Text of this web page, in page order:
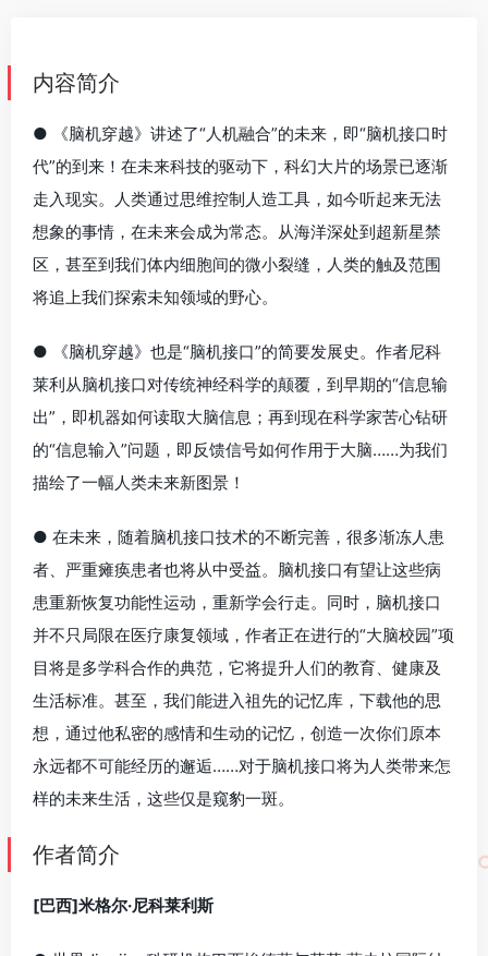
内容简介
● 《脑机穿越》讲述了“人机融合”的未来，即“脑机接口时
代”的到来！在未来科技的驱动下，科幻大片的场景已逐渐
走入现实。人类通过思维控制人造工具，如今听起来无法
想象的事情，在未来会成为常态。从海洋深处到超新星禁
区，甚至到我们体内细胞间的微小裂缝，人类的触及范围
将追上我们探索未知领域的野心。
● 《脑机穿越》也是“脑机接口”的简要发展史。作者尼科
莱利从脑机接口对传统神经科学的颠覆，到早期的“信息输
出”，即机器如何读取大脑信息；再到现在科学家苦心钻研
的“信息输入”问题，即反馈信号如何作用于大脑……为我们
描绘了一幅人类未来新图景！
● 在未来，随着脑机接口技术的不断完善，很多渐冻人患
者、严重瘫痪患者也将从中受益。脑机接口有望让这些病
患重新恢复功能性运动，重新学会行走。同时，脑机接口
并不只局限在医疗康复领域，作者正在进行的“大脑校园”项
目将是多学科合作的典范，它将提升人们的教育、健康及
生活标准。甚至，我们能进入祖先的记忆库，下载他的思
想，通过他私密的感情和生动的记忆，创造一次你们原本
永远都不可能经历的邂逅……对于脑机接口将为人类带来怎
样的未来生活，这些仅是窥豹一斑。
作者简介
[巴西]米格尔·尼科莱利斯